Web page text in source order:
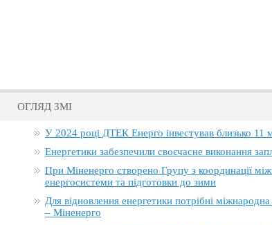
ОГЛЯД ЗМІ
У 2024 році ДТЕК Енерго інвестував близько
Енергетики забезпечили своєчасне виконання
При Міненерго створено Групу з координації
енергосистеми та підготовки до зими
Для відновлення енергетики потрібні
– Міненерго